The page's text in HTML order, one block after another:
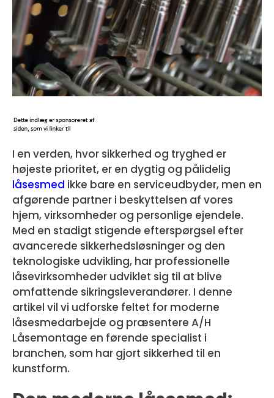
I en verden, hvor sikkerhed og tryghed er
højeste prioritet, er en dygtig og pålidelig
låsesmed ikke bare en serviceudbyder, men en
afgørende partner i beskyttelsen af vores
hjem, virksomheder og personlige ejendele.
Med en stadigt stigende efterspørgsel efter
avancerede sikkerhedsløsninger og den
teknologiske udvikling, har professionelle
låsevirksomheder udviklet sig til at blive
omfattende sikringsleverandører. I denne
artikel vil vi udforske feltet for moderne
låsesmedarbejde og præsentere A/H
Låsemontage en førende specialist i
branchen, som har gjort sikkerhed til en
kunstform.